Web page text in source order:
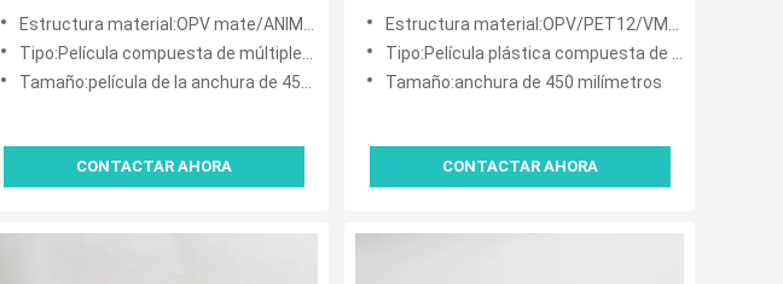
los alimentos de 450m m que
embala el rollo plástico OPV mate
Estructura material:OPV mate/ANIMAL DOMÉSTICO/VMPET12/PE60
Tipo:Película compuesta de múltiples capas
Tamaño:película de la anchura de 450 milímetros
CONTACTAR AHORA
acondicionamiento de los alimentos
del compuesto del estiramiento
1oz para los microprocesadores
Estructura material:OPV/PET12/VMPET12/PE60 mates
Tipo:Película plástica compuesta de múltiples capas
Tamaño:anchura de 450 milímetros
CONTACTAR AHORA